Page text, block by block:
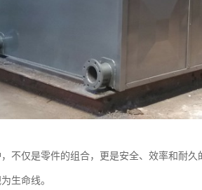
不仅是零件的组合，更是安全、效率和耐久
生命线。